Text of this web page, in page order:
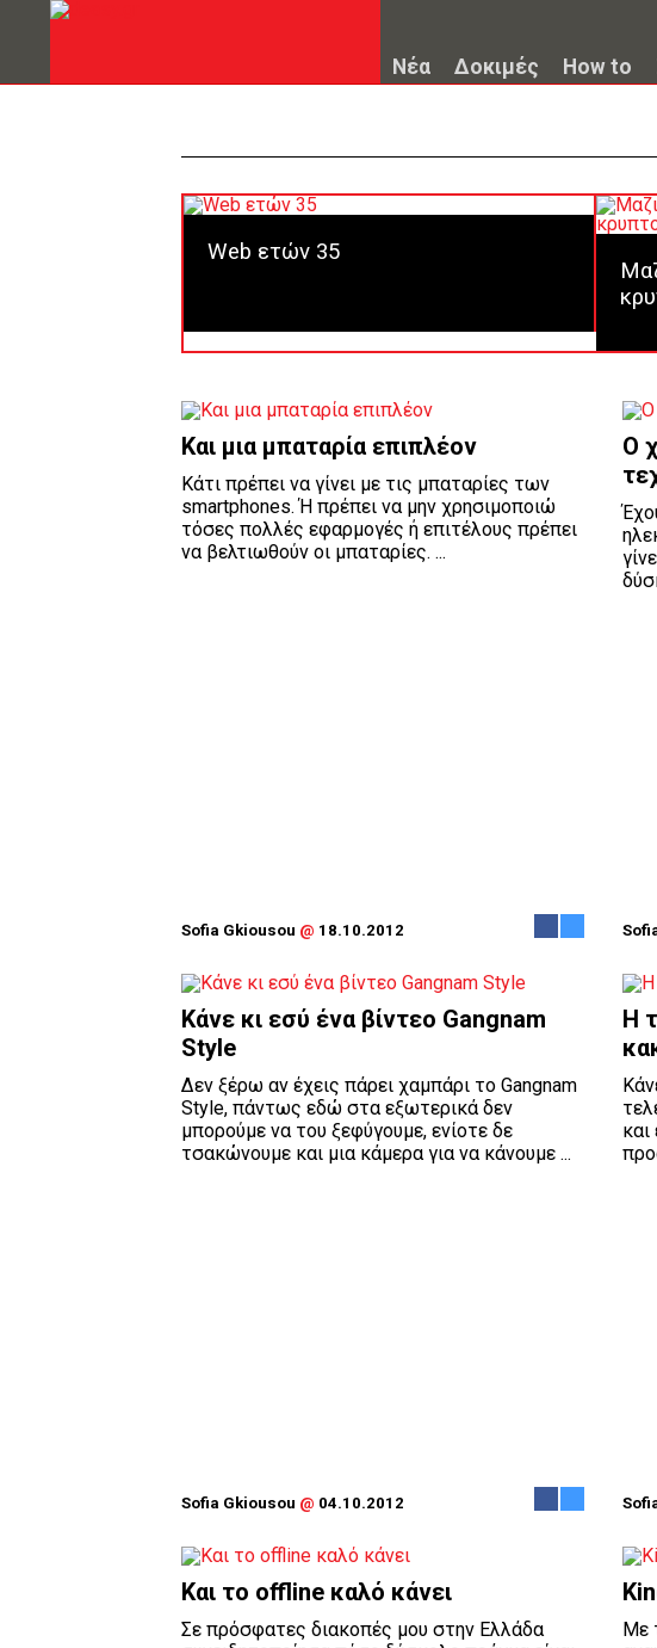
Νέα Δοκιμές How to
Web ετών 35
Και μια μπαταρία επιπλέον
Κάτι πρέπει να γίνει με τις μπαταρίες των
smartphones. Ή πρέπει να μην χρησιμοποιώ
τόσες πολλές εφαρμογές ή επιτέλους πρέπει
να βελτιωθούν οι μπαταρίες. ...
Sofia Gkiousou @ 18.10.2012
Ο
Κάνε κι εσύ ένα βίντεο Gangnam
Style
Δεν ξέρω αν έχεις πάρει χαμπάρι το Gangnam
Style, πάντως εδώ στα εξωτερικά δεν
μπορούμε να του ξεφύγουμε, ενίοτε δε
τσακώνουμε και μια κάμερα για να κάνουμε ...
Sofia Gkiousou @ 04.10.2012
Η
Και το offline καλό κάνει
Σε πρόσφατες διακοπές μου στην Ελλάδα
Με